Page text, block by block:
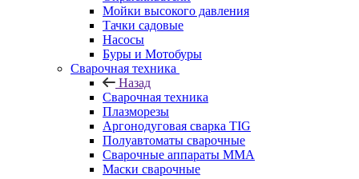
Мойки высокого давления
Тачки садовые
Насосы
Буры и Мотобуры
Сварочная техника
Назад
Сварочная техника
Плазморезы
Аргонодуговая сварка TIG
Полуавтоматы сварочные
Сварочные аппараты ММА
Маски сварочные